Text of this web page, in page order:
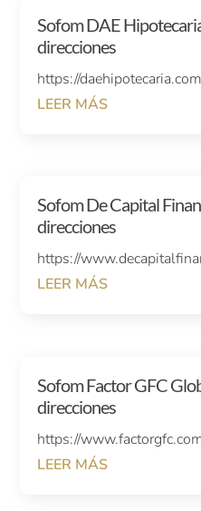
Sofom DAE
direcciones
https://
LEER MÁS
Sofom De Capital
direcciones
https://
LEER MÁS
Sofom Factor GFC
direcciones
https://
LEER MÁS